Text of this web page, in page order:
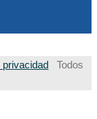
Todos